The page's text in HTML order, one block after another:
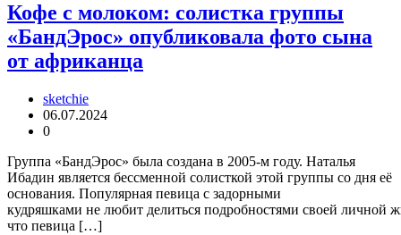
Кофе с молоком: солистка группы
«БандЭрос» опубликовала фото сына
от африканца
sketchie
06.07.2024
0
Группа «БандЭрос» была создана в 2005-м году. Наталья
Ибадин является бессменной солисткой этой группы со дня её
основания. Популярная певица с задорными
кудряшками не любит делиться подробностями своей личной
что певица […]